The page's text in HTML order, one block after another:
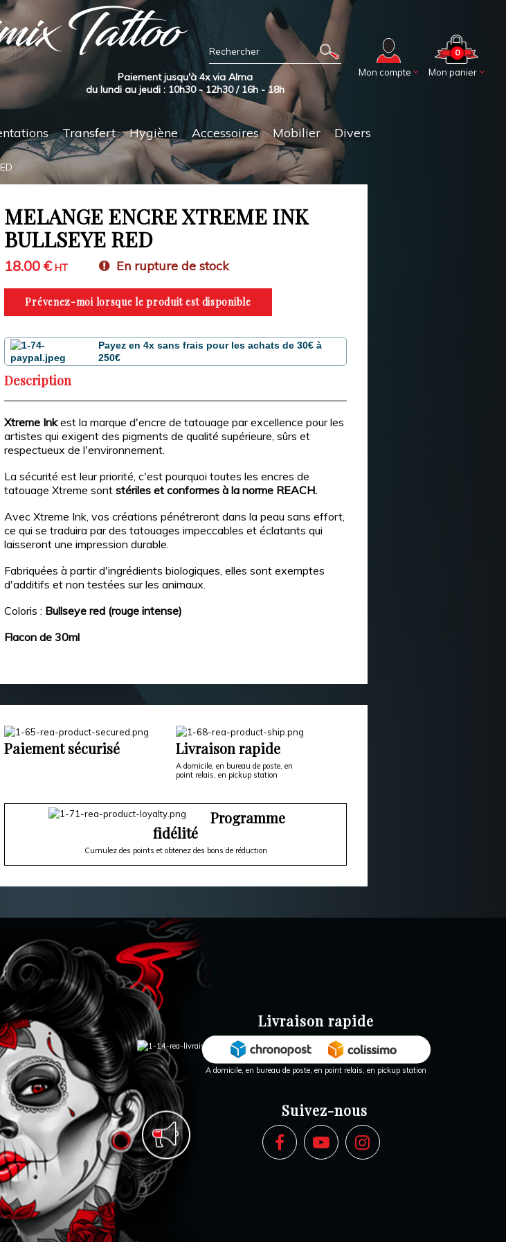
Mon panier
0
Mon compte
Paiement jusqu'à 4x via Alma
du lundi au jeudi : 10h30 - 12h30 / 16h - 18h
Transfert Hygiène Accessoires Mobilier Divers
MELANGE ENCRE XTREME INK
BULLSEYE RED
18.00 €HT En rupture de stock
Prévenez-moi lorsque le produit est disponible
Payez en 4x sans frais pour les achats de 30€ à
250€
Description
Xtreme Inkest la marque d'encre de tatouage par excellence pour les
artistes qui exigent des pigments de qualité supérieure, sûrs et
respectueux de l'environnement.
La sécurité est leur priorité, c'est pourquoi toutes les encres de
tatouage Xtreme sontstériles et conformes à la norme REACH.
Avec Xtreme Ink, vos créations pénétreront dans la peau sans effort,
ce qui se traduira par des tatouages impeccables et éclatants qui
laisseront une impression durable.
Fabriquées à partir d'ingrédients biologiques, elles sont exemptes
d'additifs et non testées sur les animaux.
Coloris : Bullseye red (rouge intense)
Flacon de 30ml
Paiement sécurisé Livraison rapide
A domicile, en bureau de poste, en
point relais, en pickup station
Programme
fidélité
Cumulez des points et obtenez des bons de réduction
Livraison rapide
A domicile, en bureau de poste, en point relais, en pickup station
Suivez-nous